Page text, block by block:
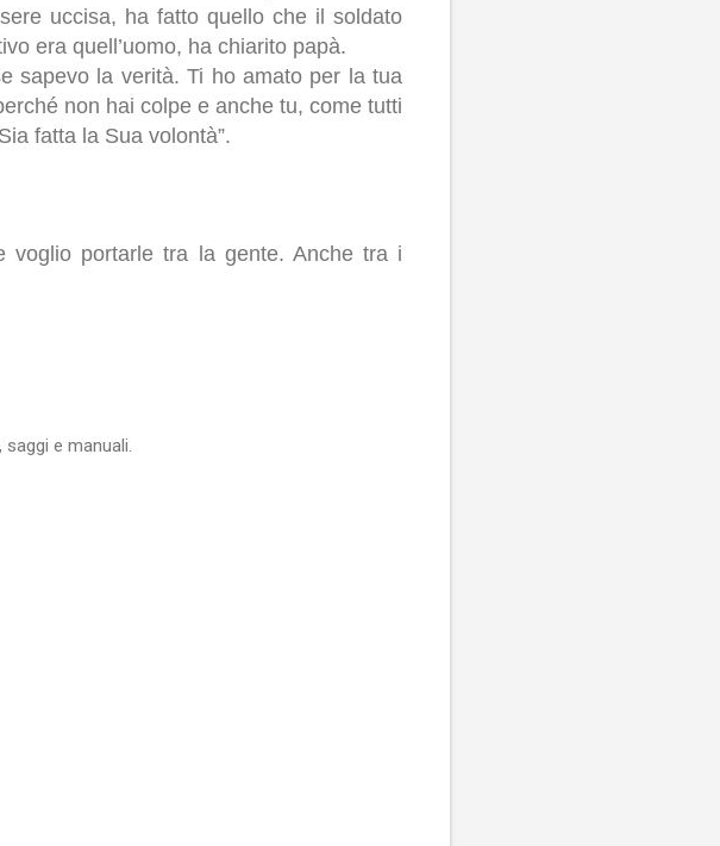
uccisa, ha fatto quello che il soldato
era quell’uomo, ha chiarito papà.
sapevo la verità. Ti ho amato per la tua
non hai colpe e anche tu, come tutti
fatta la Sua volontà”.
voglio portarle tra la gente. Anche tra i
e manuali.